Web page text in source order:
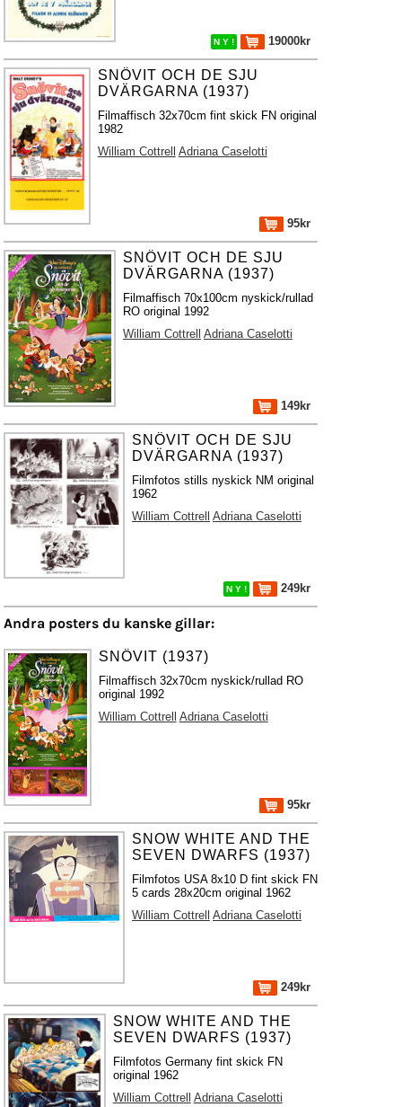
N Y ! 19000kr
SNÖVIT OCH DE SJU
DVÄRGARNA (1937)
Filmaffisch 32x70cm fint skick FN original
1982
William Cottrell Adriana Caselotti
95kr
SNÖVIT OCH DE SJU
DVÄRGARNA (1937)
Filmaffisch 70x100cm nyskick/rullad
RO original 1992
William Cottrell
Adriana Caselotti
149kr
SNÖVIT OCH DE SJU
DVÄRGARNA (1937)
Filmfotos stills nyskick NM original
1962
William Cottrell Adriana Caselotti
N Y ! 249kr
Andra posters du kanske gillar:
SNÖVIT (1937)
Filmaffisch 32x70cm nyskick/rullad RO
original 1992
William Cottrell Adriana Caselotti
95kr
SNOW WHITE AND THE
SEVEN DWARFS (1937)
Filmfotos USA 8x10 D fint skick FN
5 cards 28x20cm original 1962
William Cottrell Adriana Caselotti
249kr
SNOW WHITE AND THE
SEVEN DWARFS (1937)
Filmfotos Germany fint skick FN
original 1962
William Cottrell Adriana Caselotti